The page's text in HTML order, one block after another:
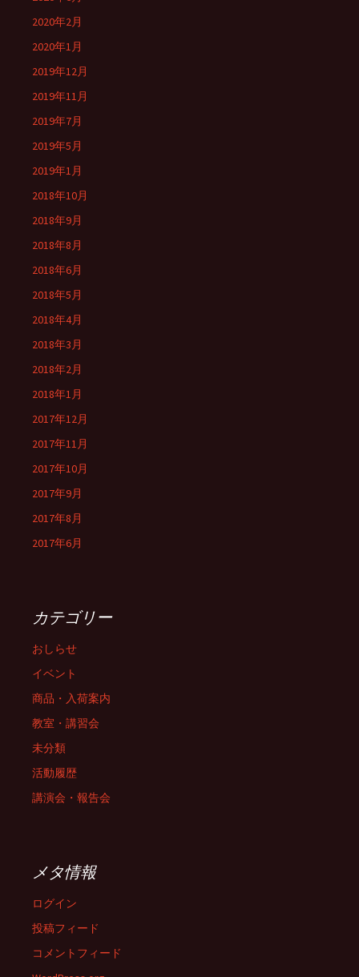
2020年2月
2020年1月
2019年12月
2019年11月
2019年7月
2019年5月
2019年1月
2018年10月
2018年9月
2018年8月
2018年6月
2018年5月
2018年4月
2018年3月
2018年2月
2018年1月
2017年12月
2017年11月
2017年10月
2017年9月
2017年8月
2017年6月
カテゴリー
おしらせ
イベント
商品・入荷案内
教室・講習会
未分類
活動履歴
講演会・報告会
メタ情報
ログイン
投稿フィード
コメントフィード